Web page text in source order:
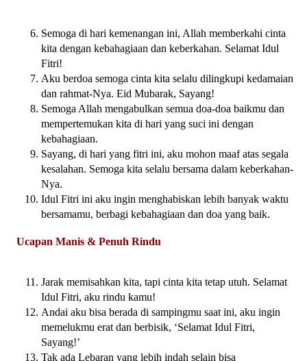
Semoga di hari kemenangan ini, Allah memberkahi cinta
kita dengan kebahagiaan dan keberkahan. Selamat Idul
Fitri!
Aku berdoa semoga cinta kita selalu dilingkupi kedamaian
dan rahmat-Nya. Eid Mubarak, Sayang!
Semoga Allah mengabulkan semua doa-doa baikmu dan
mempertemukan kita di hari yang suci ini dengan
kebahagiaan.
Sayang, di hari yang fitri ini, aku mohon maaf atas segala
kesalahan. Semoga kita selalu bersama dalam keberkahan-
Nya.
Idul Fitri ini aku ingin menghabiskan lebih banyak waktu
bersamamu, berbagi kebahagiaan dan doa yang baik.
Ucapan Manis & Penuh Rindu
Jarak memisahkan kita, tapi cinta kita tetap utuh. Selamat
Idul Fitri, aku rindu kamu!
Andai aku bisa berada di sampingmu saat ini, aku ingin
memelukmu erat dan berbisik, ‘Selamat Idul Fitri,
Sayang!’
Tak ada Lebaran yang lebih indah selain bisa